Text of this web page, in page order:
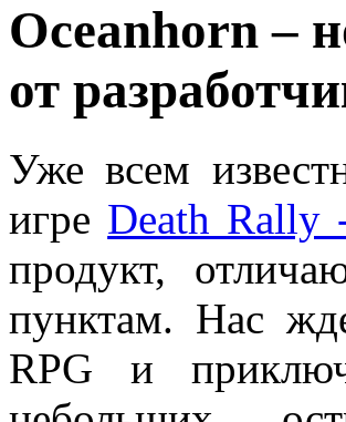
Oceanhorn –
от
Уже всем
игре Death Rally
продукт,
пунктам. Нас
RPG и